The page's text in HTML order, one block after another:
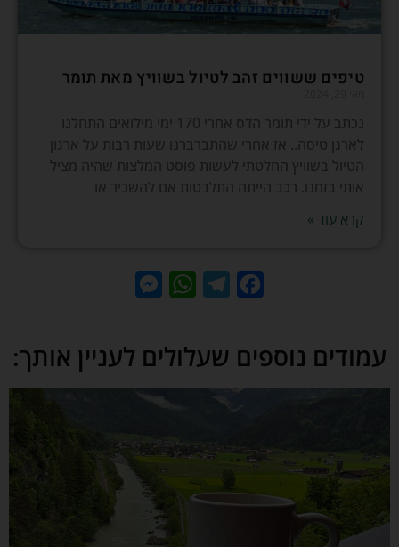
טיפים ששווים זהב לטיול בשוויץ מאת תומר
נכתב על ידי תומר הדס אחרי 170 ימי מילואים התחלנו
לארגן טיסה.. אז אחרי שהתברברנו שעות רבות על ארגון
הטיול בשוויץ החלטתי לעשות פוסט המלצות שהיה מציל
אותי בזמנו. רכב הייתה התלבטות אם להשכיר או
קרא עוד »
Facebook
Telegram
WhatsApp
עמודים נוספים שעלולים לעניין אותך: